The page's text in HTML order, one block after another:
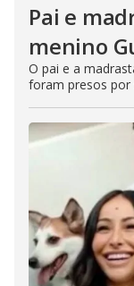
Pai e
menino
O pai e a
foram presos por